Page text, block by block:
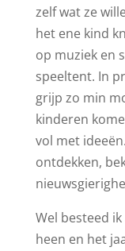
zelf wat ze
het ene kind
op muziek en
speeltent. In
grijp zo min
kinderen
vol met
ontdekken,
Wel besteed
heen en het